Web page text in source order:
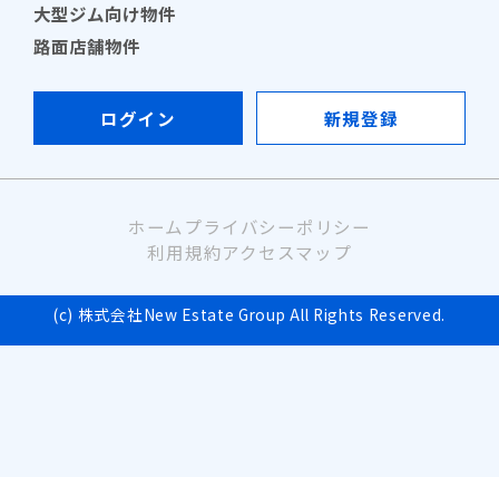
大型ジム向け物件
路面店舗物件
ログイン 新規登録
ホーム プライバシーポリシー
利用規約アクセスマップ
(c) 株式会社New Estate Group All Rights Reserved.